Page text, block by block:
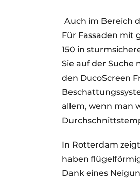
Auch im Bereich
Für Fassaden mit
150 in
Sie auf der Suche
den DucoScreen
allem, wenn man
In Rotterdam
haben
Dank eines